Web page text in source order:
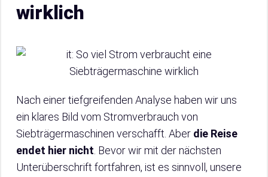
wirklich
Nach einer tiefgreifenden Analyse haben wir uns
ein klares Bild vom Stromverbrauch von
Siebträgermaschinen verschafft. Aber die Reise
endet hier nicht . Bevor wir mit der nächsten
Unterüberschrift fortfahren, ist es sinnvoll, unsere